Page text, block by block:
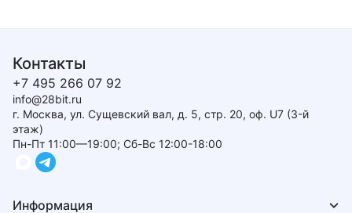
Контакты
+7 495 266 07 92
info@28bit.ru
г. Москва, ул. Сущевский вал, д. 5, стр. 20, оф. U7 (3-й
этаж)
Пн-Пт 11:00—19:00; Сб-Вс 12:00-18:00
Информация